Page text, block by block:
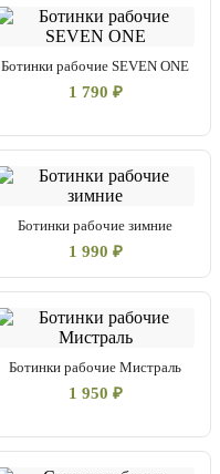
Ботинки рабочие SEVEN ONE
1 790 ₽
Ботинки рабочие зимние
1 990 ₽
Ботинки рабочие Мистраль
1 950 ₽